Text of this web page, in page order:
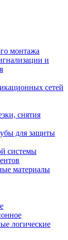
монтажа
и
сетей
снятия
для защиты
системы
материалы
логические